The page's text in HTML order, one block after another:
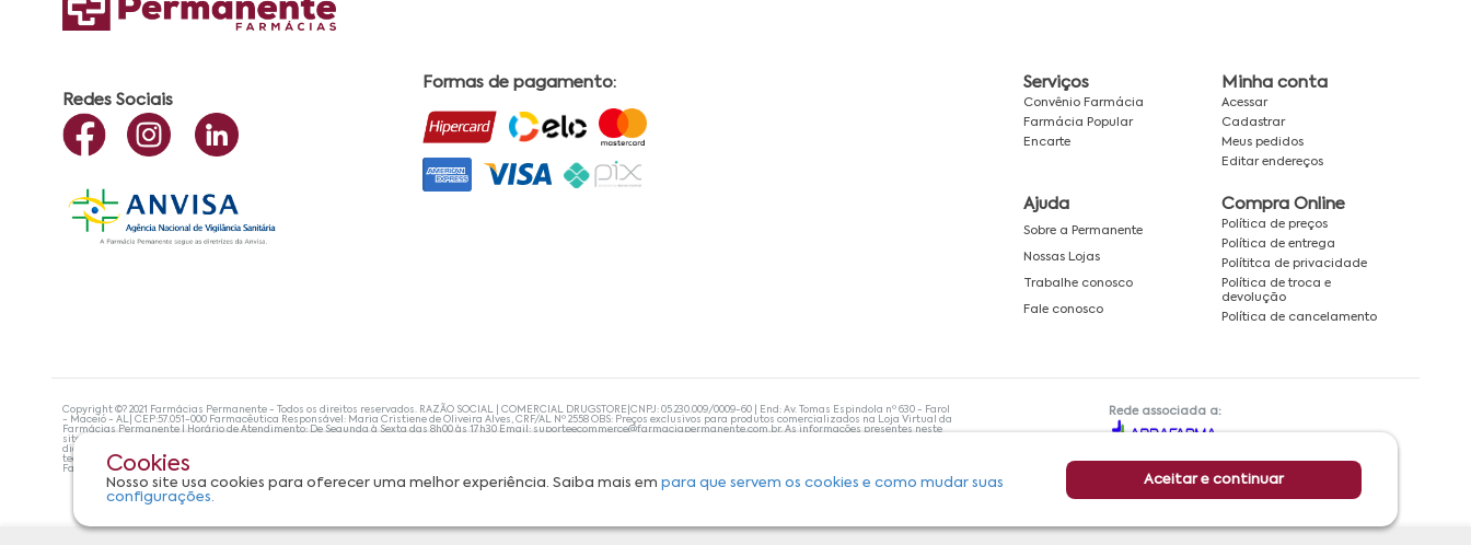
Cookies
Nosso site usa cookies para oferecer uma melhor experiência. Saiba mais empara que servem os cookies e como mudar suas
configurações.
Aceitar e continuar
Redes Sociais
Formas de pagamento: Serviços
Convênio Farmácia
Farmácia Popular
Encarte
Minha conta
Acessar
Cadastrar
Meus pedidos
Editar endereços
Ajuda
Sobre a Permanente
Nossas Lojas
Trabalhe conosco
Fale conosco
Compra Online
Política de preços
Política de entrega
Polítitca de privacidade
Política de troca e
devolução
Política de cancelamento
Copyright ©? 2021 Farmácias Permanente - Todos os direitos reservados. RAZÃO SOCIAL | COMERCIAL DRUGSTORE|CNPJ: 05.230.009/0009-60 | End: Av. Tomas Espindola nº 630 - Farol
- Maceió - AL| CEP:57.051-000 Farmacêutica Responsável: Maria Cristiene de Oliveira Alves, CRF/AL Nº 2558 OBS: Preços exclusivos para produtos comercializados na Loja Virtual da
Farmácias Permanente | Horário de Atendimento: De Segunda à Sexta das 8h00 às 17h30 Email: suporteecommerce@farmaciapermanente.com.br. As informações presentes neste
site não devem ser utilizadas para automedicação e, de forma alguma, substituem as orientações de um profissional da área médica. Apenas o médico está capacitado para
diagnosticar problemas de saúde e prescrever o tratamento adequado. Se os sintomas persistirem, um médico deve ser consultado. A Farmácia Permanente trabalha com as
tecnologias mais avançadas de proteção de dados, para que você possa realizar suas compras com tranquilidade. A privacidade e a segurança dos clientes são compromissos da
Farmácias Permanente. Todos os pedidos efetuados estão sujeitos à confirmação da disponibilidade de produto em nosso estoque.
Rede associada a: